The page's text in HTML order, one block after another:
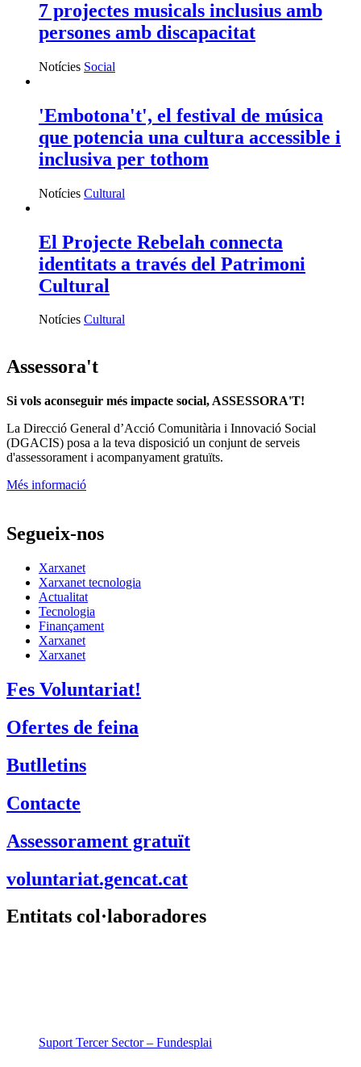
7 projectes musicals inclusius amb
persones amb discapacitat
Notícies Social
'Embotona't', el festival de música
que potencia una cultura accessible i
inclusiva per tothom
Notícies Cultural
El Projecte Rebelah connecta
identitats a través del Patrimoni
Cultural
Notícies Cultural
Assessora't
Si vols aconseguir més impacte social, ASSESSORA'T!
La Direcció General d’Acció Comunitària i Innovació Social
(DGACIS) posa a la teva disposició un conjunt de serveis
d'assessorament i acompanyament gratuïts.
Més informació
Segueix-nos
Xarxanet
Xarxanet tecnologia
Actualitat
Tecnologia
Finançament
Xarxanet
Xarxanet
Fes Voluntariat!
Ofertes de feina
Butlletins
Contacte
Assessorament gratuït
voluntariat.gencat.cat
Entitats col·laboradores
Suport Tercer Sector – Fundesplai